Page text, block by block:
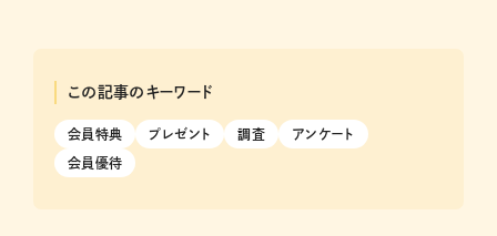
この記事のキーワード
会員特典 プレゼント 調査 アンケート
会員優待